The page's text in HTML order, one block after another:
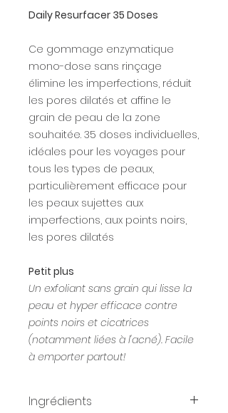
Daily Resurfacer 35 Doses
Ce gommage enzymatique
mono-dose sans rinçage
élimine les imperfections, réduit
les pores dilatés et affine le
grain de peau de la zone
souhaitée. 35 doses individuelles,
idéales pour les voyages pour
tous les types de peaux,
particulièrement efficace pour
les peaux sujettes aux
imperfections, aux points noirs,
les pores dilatés
Petit plus
Un exfoliant sans grain qui lisse la
peau et hyper efficace contre
points noirs et cicatrices
(notamment liées à l'acné). Facile
à emporter partout!
Ingrédients